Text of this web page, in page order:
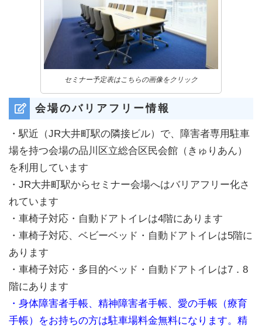
セミナー予定表はこちらの画像をクリック
会場のバリアフリー情報
・駅近（JR大井町駅の隣接ビル）で、障害者専用駐車
場を持つ会場の品川区立総合区民会館（きゅりあん）
を利用しています
・JR大井町駅からセミナー会場へはバリアフリー化さ
れています
・車椅子対応・自動ドアトイレは4階にあります
・車椅子対応、ベビーベッド・自動ドアトイレは5階に
あります
・車椅子対応・多目的ベッド・自動ドアトイレは7．8
階にあります
・身体障害者手帳、精神障害者手帳、愛の手帳（療育
手帳）をお持ちの方は駐車場料金無料になります。精